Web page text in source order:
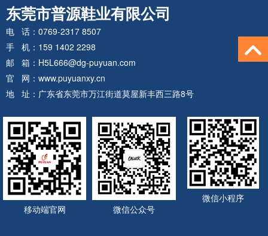
东莞市普源鞋业有限公司
电 话：0769-2317 8507
手 机：159 1402 2298
邮 箱：H5L666@dg-puyuan.com
官 网：www.puyuanxy.cn
地 址：广东省东莞市万江街道莫屋新丰西三路8号
移动端官网 微信公众号
微信小程序